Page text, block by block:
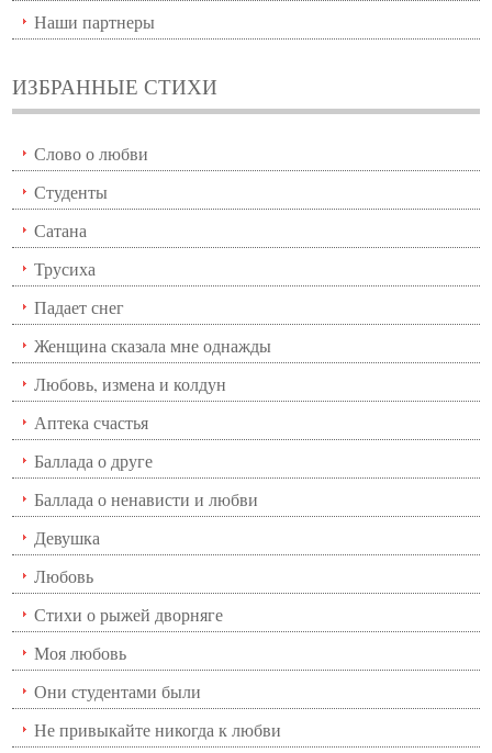
Наши партнеры
ИЗБРАННЫЕ СТИХИ
Слово о любви
Студенты
Сатана
Трусиха
Падает снег
Женщина сказала мне однажды
Любовь, измена и колдун
Аптека счастья
Баллада о друге
Баллада о ненависти и любви
Девушка
Любовь
Стихи о рыжей дворняге
Моя любовь
Они студентами были
Не привыкайте никогда к любви